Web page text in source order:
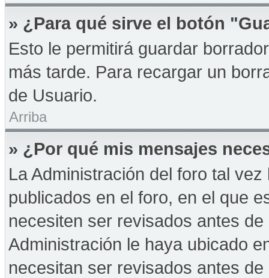
» ¿Para qué sirve el botón
Esto le permitirá guardar
más tarde. Para recargar un
de Usuario.
Arriba
» ¿Por qué mis mensajes
La Administración del foro tal
publicados en el foro, en el que
necesiten ser revisados antes
Administración le haya ubicado
necesitan ser revisados antes